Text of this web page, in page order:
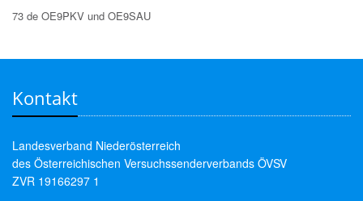
73 de OE9PKV und OE9SAU
Kontakt
Landesverband Niederösterreich
des Österreichischen Versuchssenderverbands ÖVSV
ZVR 19166297 1